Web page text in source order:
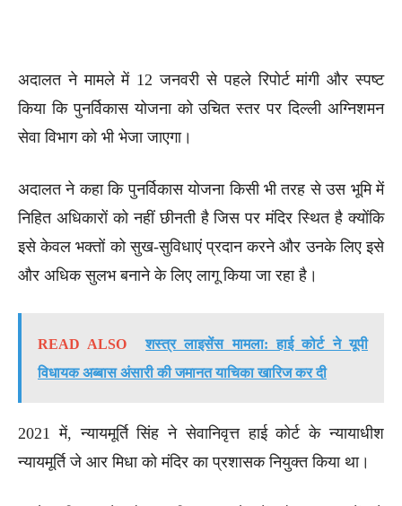
अदालत ने मामले में 12 जनवरी से पहले रिपोर्ट मांगी और स्पष्ट
किया कि पुनर्विकास योजना को उचित स्तर पर दिल्ली अग्निशमन
सेवा विभाग को भी भेजा जाएगा।
अदालत ने कहा कि पुनर्विकास योजना किसी भी तरह से उस भूमि में
निहित अधिकारों को नहीं छीनती है जिस पर मंदिर स्थित है क्योंकि
इसे केवल भक्तों को सुख-सुविधाएं प्रदान करने और उनके लिए इसे
और अधिक सुलभ बनाने के लिए लागू किया जा रहा है।
READ ALSO
शस्त्र लाइसेंस मामला: हाई कोर्ट ने यूपी
विधायक अब्बास अंसारी की जमानत याचिका खारिज कर दी
2021 में, न्यायमूर्ति सिंह ने सेवानिवृत्त हाई कोर्ट के न्यायाधीश
न्यायमूर्ति जे आर मिधा को मंदिर का प्रशासक नियुक्त किया था।